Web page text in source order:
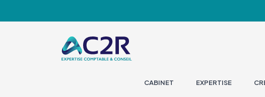
CABINET EXPERTISE